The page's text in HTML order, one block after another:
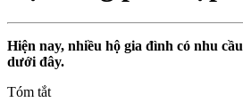
Hiện nay, nhiều hộ gia đình có nhu
dưới đây.
Tóm tắt